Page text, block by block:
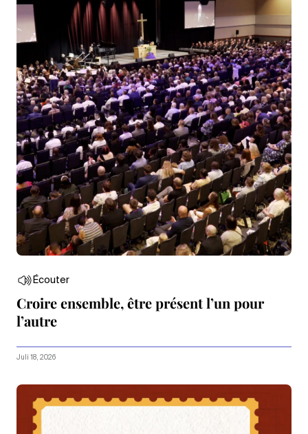
Écouter
Croire ensemble, être présent l’un pour
l’autre
Juli 18, 2026